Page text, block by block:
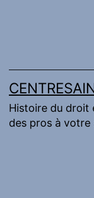
Histoire du droit
des pros à votre